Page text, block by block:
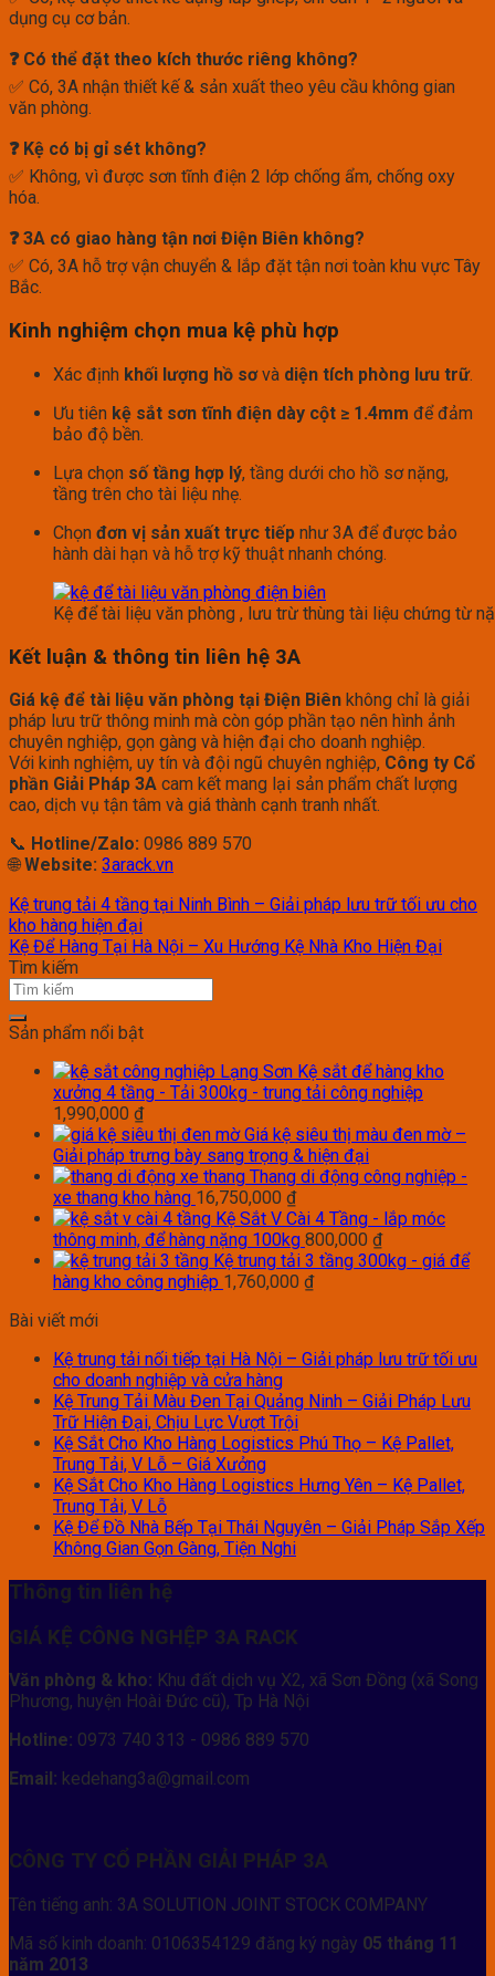
dụng cụ cơ bản.
❓ Có thể đặt theo kích thước riêng không?
✅ Có, 3A nhận thiết kế & sản xuất theo yêu cầu không gian
văn phòng.
❓ Kệ có bị gỉ sét không?
✅ Không, vì được sơn tĩnh điện 2 lớp chống ẩm, chống oxy
hóa.
❓ 3A có giao hàng tận nơi Điện Biên không?
✅ Có, 3A hỗ trợ vận chuyển & lắp đặt tận nơi toàn khu vực Tây
Bắc.
Kinh nghiệm chọn mua kệ phù hợp
Xác định khối lượng hồ sơvà diện tích phòng lưu trữ.
Ưu tiên kệ sắt sơn tĩnh điện dày cột ≥ 1.4mm để đảm
bảo độ bền.
Lựa chọn số tầng hợp lý, tầng dưới cho hồ sơ nặng,
tầng trên cho tài liệu nhẹ.
Chọn đơn vị sản xuất trực tiếp như 3A để được bảo
hành dài hạn và hỗ trợ kỹ thuật nhanh chóng.
Kệ để tài liệu văn phòng , lưu trừ thùng tài liệu chứng từ
Kết luận & thông tin liên hệ 3A
Giá kệ để tài liệu văn phòng tại Điện Biên không chỉ là giải
pháp lưu trữ thông minh mà còn góp phần tạo nên hình ảnh
chuyên nghiệp, gọn gàng và hiện đại cho doanh nghiệp.
Với kinh nghiệm, uy tín và đội ngũ chuyên nghiệp, Công ty Cổ
phần Giải Pháp 3A cam kết mang lại sản phẩm chất lượng
cao, dịch vụ tận tâm và giá thành cạnh tranh nhất.
📞 Hotline/Zalo: 0986 889 570
🌐Website: 3arack.vn
Kệ trung tải 4 tầng tại Ninh Bình – Giải pháp lưu trữ tối ưu cho
kho hàng hiện đại
Kệ Để Hàng Tại Hà Nội – Xu Hướng Kệ Nhà Kho Hiện Đại
Tìm kiếm
Sản phẩm nổi bật
Kệ sắt để hàng kho
xưởng 4 tầng - Tải 300kg - trung tải công nghiệp
1,990,000 ₫
Giá kệ siêu thị màu đen mờ –
Giải pháp trưng bày sang trọng & hiện đại
Thang di động công nghiệp -
xe thang kho hàng 16,750,000 ₫
Kệ Sắt V Cài 4 Tầng - lắp móc
thông minh, để hàng nặng 100kg 800,000 ₫
Kệ trung tải 3 tầng 300kg - giá để
hàng kho công nghiệp 1,760,000 ₫
Bài viết mới
Kệ trung tải nối tiếp tại Hà Nội – Giải pháp lưu trữ tối ưu
cho doanh nghiệp và cửa hàng
Kệ Trung Tải Màu Đen Tại Quảng Ninh – Giải Pháp Lưu
Trữ Hiện Đại, Chịu Lực Vượt Trội
Kệ Sắt Cho Kho Hàng Logistics Phú Thọ – Kệ Pallet,
Trung Tải, V Lỗ – Giá Xưởng
Kệ Sắt Cho Kho Hàng Logistics Hưng Yên – Kệ Pallet,
Trung Tải, V Lỗ
Kệ Để Đồ Nhà Bếp Tại Thái Nguyên – Giải Pháp Sắp Xếp
Không Gian Gọn Gàng, Tiện Nghi
Thông tin liên hệ
GIÁ KỆ CÔNG NGHỆP 3A RACK
Văn phòng & kho: Khu đất dịch vụ X2, xã Sơn Đồng (xã Song
Phương, huyện Hoài Đức cũ), Tp Hà Nội
Hotline: 0973 740 313 - 0986 889 570
Email: kedehang3a@gmail.com
CÔNG TY CỔ PHẦN GIẢI PHÁP 3A
Tên tiếng anh: 3A SOLUTION JOINT STOCK COMPANY
Mã số kinh doanh: 0106354129 đăng ký ngày 05 tháng 11
năm 2013